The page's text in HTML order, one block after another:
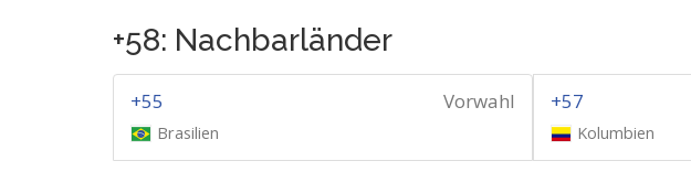
+58: Nachbarländer
Vorwahl
+55
Brasilien
+57
Kolumbien